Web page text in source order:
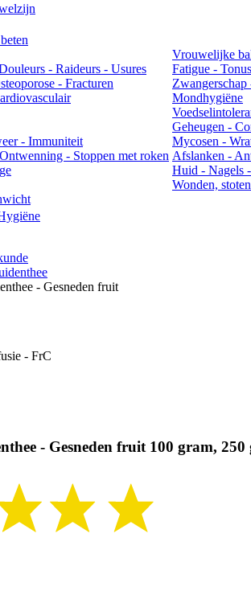
- Raideurs - Usures
- Fracturen
- Immuniteit
- Stoppen met roken
Vrouwelijke
Fatigue -
Mondhygiëne
Geheugen -
Mycosen -
Afslanken -
Huid - Nagels
Wonden,
- Gesneden fruit
- Gesneden fruit 100 gram, 250